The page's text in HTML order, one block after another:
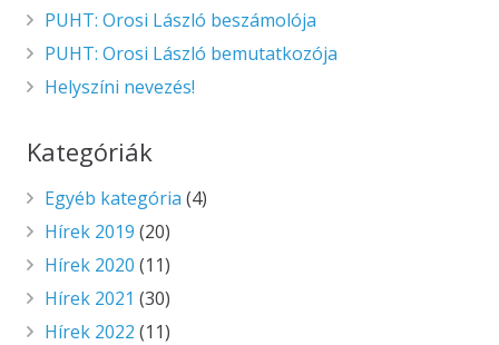
PUHT: Orosi László beszámolója
PUHT: Orosi László bemutatkozója
Helyszíni nevezés!
Kategóriák
Egyéb kategória (4)
Hírek 2019 (20)
Hírek 2020 (11)
Hírek 2021 (30)
Hírek 2022 (11)